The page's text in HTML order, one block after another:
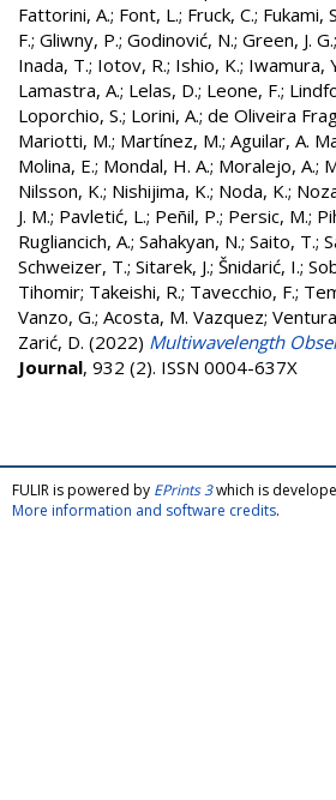
Fattorini, A.; Font, L.; Fruck, C.; Fukami,
F.; Gliwny, P.; Godinović, N.; Green, J. G.;
Inada, T.; Iotov, R.; Ishio, K.; Iwamura,
Lamastra, A.; Lelas, D.; Leone, F.;
Loporchio, S.; Lorini, A.; de Oliveira
Mariotti, M.; Martínez, M.; Aguilar, A.
Molina, E.; Mondal, H. A.; Moralejo, A.;
Nilsson, K.; Nishijima, K.; Noda, K.;
J. M.; Pavletić, L.; Peñil, P.; Persic, M.;
Rugliancich, A.; Sahakyan, N.; Saito, T.;
Schweizer, T.; Sitarek, J.; Šnidarić, I.;
Tihomir; Takeishi, R.; Tavecchio, F.;
Vanzo, G.; Acosta, M. Vazquez;
Zarić, D. (2022) Multiwavelength
Journal, 932 (2). ISSN 0004-637X
FULIR is powered by EPrints 3which is
More information and software credits.